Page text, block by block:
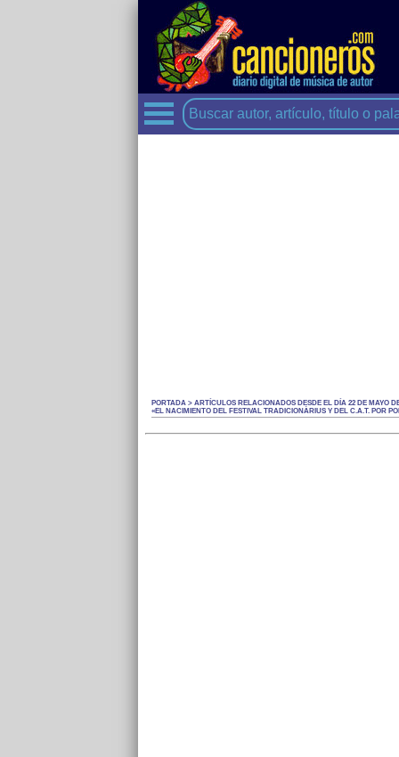
PORTADA > ARTÍCULOS RELACIONADOS DESDE EL DÍA 22 DE MAYO
«EL NACIMIENTO DEL FESTIVAL TRADICIONÀRIUS Y DEL C.A.T. POR